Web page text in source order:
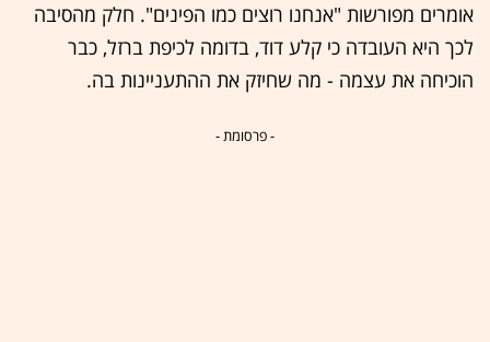
אומרים מפורשות "אנחנו רוצים כמו הפינים". חלק מהסיבה
לכך היא העובדה כי קלע דוד, בדומה לכיפת ברזל, כבר
הוכיחה את עצמה - מה שחיזק את ההתעניינות בה.
- פרסומת -